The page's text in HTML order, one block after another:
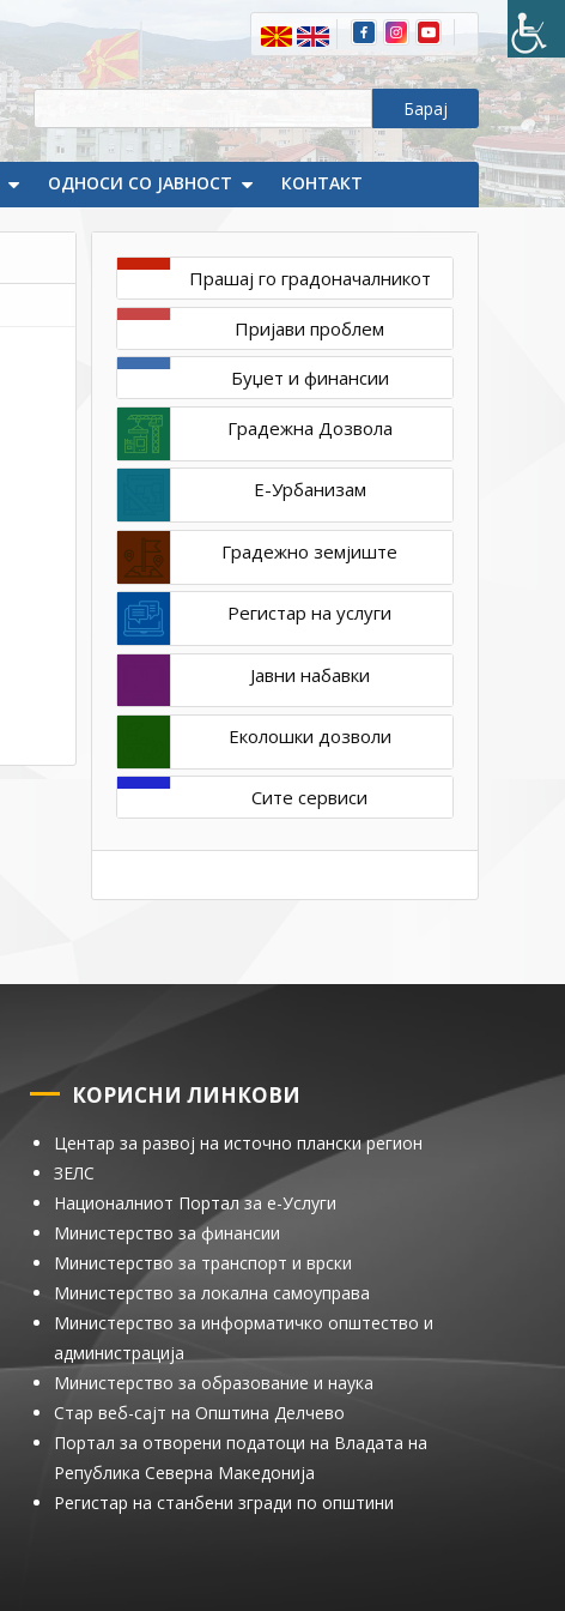
ОДНОСИ СО ЈАВНОСТ КОНТАКТ
DSC_0772_resize
Прашај го градоначалникот
Пријави проблем
Буџет и финансии
Градежна Дозвола
Е-Урбанизам
Градежно земјиште
Регистар на услуги
Јавни набавки
Еколошки дозволи
Сите сервиси
КОРИСНИ ЛИНКОВИ
Центар за развој на источно плански регион
ЗЕЛС
Националниот Портал за е-Услуги
Министерство за финансии
Министерство за транспорт и врски
Министерство за локална самоуправа
Министерство за информатичко општество и
администрација
Министерство за образование и наука
Стар веб-сајт на Општина Делчево
Портал за отворени податоци на Владата на
Република Северна Македонија
Регистар на станбени згради по општини